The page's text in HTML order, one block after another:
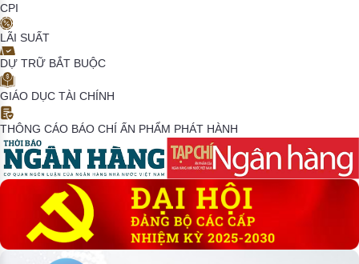
CPI
LÃI SUẤT
DỰ TRỮ BẮT BUỘC
GIÁO DỤC TÀI CHÍNH
THÔNG CÁO BÁO CHÍ ẤN PHẨM PHÁT HÀNH